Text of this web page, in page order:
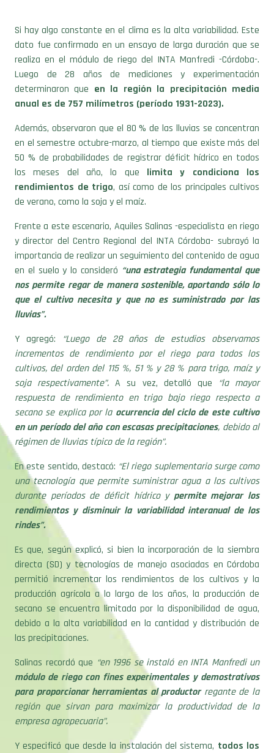
Si hay algo constante en el clima es la alta variabilidad. Este
dato fue confirmado en un ensayo de larga duración que se
realiza en el módulo de riego del INTA Manfredi -Córdoba-.
Luego de 28 años de mediciones y experimentación
determinaron que en la región la precipitación media
anual es de 757 milímetros (período 1931-2023).
Además, observaron que el 80 % de las lluvias se concentran
en el semestre octubre-marzo, al tiempo que existe más del
50 % de probabilidades de registrar déficit hídrico en todos
los meses del año, lo que limita y condiciona los
rendimientos de trigo, así como de los principales cultivos
de verano, como la soja y el maíz.
Frente a este escenario, Aquiles Salinas -especialista en riego
y director del Centro Regional del INTA Córdoba- subrayó la
importancia de realizar un seguimiento del contenido de agua
en el suelo y lo consideró “una estrategia fundamental que
nos permite regar de manera sostenible, aportando sólo lo
que el cultivo necesita y que no es suministrado por las
lluvias”.
Y agregó:
“Luego de 28 años de estudios observamos
incrementos de rendimiento por el riego para todos los
cultivos, del orden del 115 %, 51 % y 28 % para trigo, maíz y
soja respectivamente”. A su vez, detalló que
“la mayor
respuesta de rendimiento en trigo bajo riego respecto a
secano se explica por la ocurrencia del ciclo de este cultivo
en un período del año con escasas precipitaciones, debido al
régimen de lluvias típico de la región”.
En este sentido, destacó: “El riego suplementario surge como
una tecnología que permite suministrar agua a los cultivos
durante períodos de déficit hídrico y permite mejorar los
rendimientos y disminuir la variabilidad interanual de los
rindes”.
Es que, según explicó, si bien la incorporación de la siembra
directa (SD) y tecnologías de manejo asociadas en Córdoba
permitió incrementar los rendimientos de los cultivos y la
producción agrícola a lo largo de los años, la producción de
secano se encuentra limitada por la disponibilidad de agua,
debido a la alta variabilidad en la cantidad y distribución de
las precipitaciones.
Salinas recordó que “en 1996 se instaló en INTA Manfredi un
módulo de riego con fines experimentales y demostrativos
para proporcionar herramientas al productorregante de la
región que sirvan para maximizar la productividad de la
empresa agropecuaria”.
Y especificó que desde la instalación del sistema, todos los